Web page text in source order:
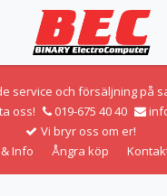
service och försäljning på
oss!
019-675 40 40
Vi bryr oss om er!
Info Ångra köp